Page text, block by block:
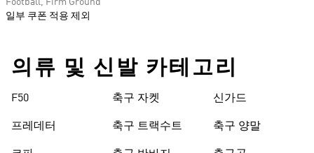
Football, Firm Ground
일부 쿠폰 적용 제외
의류 및 신발 카테고리
F50
프레데터
축구 자켓
축구 트랙수트
신가드
축구 양말